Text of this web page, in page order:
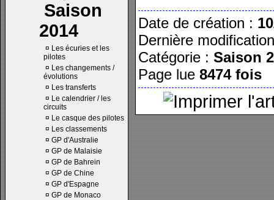
Saison
2014
¤ Les écuries et les
pilotes
¤ Les changements /
évolutions
¤ Les transferts
¤ Le calendrier / les
circuits
¤ Le casque des pilotes
¤ Les classements
¤ GP d'Australie
¤ GP de Malaisie
¤ GP de Bahrein
¤ GP de Chine
¤ GP d'Espagne
¤ GP de Monaco
Date de création :
Dernière
Catégorie : Saison
Page lue 8474 fois